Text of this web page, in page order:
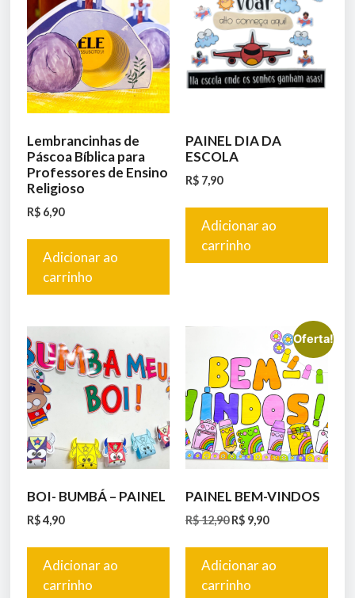
Lembrancinhas de
Páscoa Bíblica para
Professores de Ensino
Religioso
R$ 6,90
Adicionar ao
carrinho
PAINEL DIA DA
ESCOLA
R$ 7,90
Adicionar ao
carrinho
BOI- BUMBÁ – PAINEL
R$4,90
Adicionar ao
carrinho
Oferta!
PAINEL BEM-VINDOS
R$12,90 R$ 9,90
Adicionar ao
carrinho